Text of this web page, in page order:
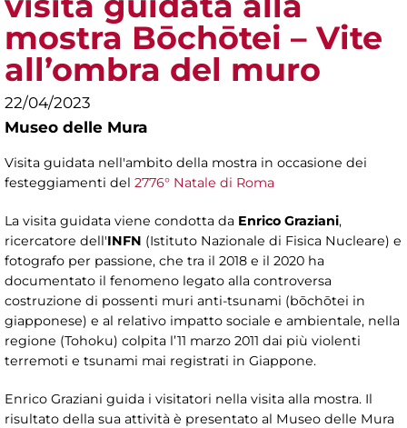
mostra Bōchōtei – Vite
all’ombra del muro
22/04/2023
Museo delle Mura
Visita guidata nell'ambito della mostra in occasione dei
festeggiamenti del 2776° Natale di Roma
La visita guidata viene condotta da Enrico Graziani,
ricercatore dell'INFN (Istituto Nazionale di Fisica Nucleare) e
fotografo per passione, che tra il 2018 e il 2020 ha
documentato il fenomeno legato alla controversa
costruzione di possenti muri anti-tsunami (bōchōtei in
giapponese) e al relativo impatto sociale e ambientale, nella
regione (Tohoku) colpita l’11 marzo 2011 dai più violenti
terremoti e tsunami mai registrati in Giappone.
Enrico Graziani guida i visitatori nella visita alla mostra. Il
risultato della sua attività è presentato al Museo delle Mura